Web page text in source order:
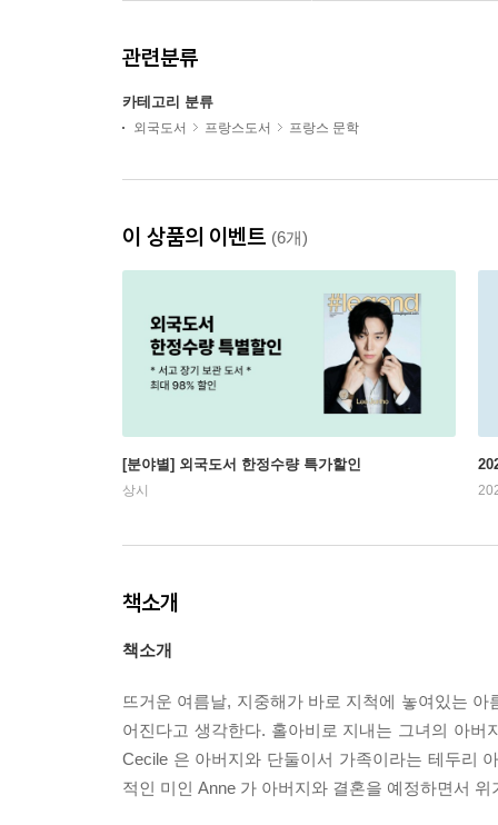
관련분류
카테고리 분류
외국도서 프랑스도서 프랑스 문학
이 상품의 이벤트 (6개)
[분야별] 외국도서 한정수량 특가할인
상시
책소개
책소개
뜨거운 여름날, 지중해가 바로 지척에 놓여있는
어진다고 생각한다. 홀아비로 지내는 그녀의 아
Cecile 은 아버지와 단둘이서 가족이라는 테두리
적인 미인 Anne 가 아버지와 결혼을 예정하면서 위